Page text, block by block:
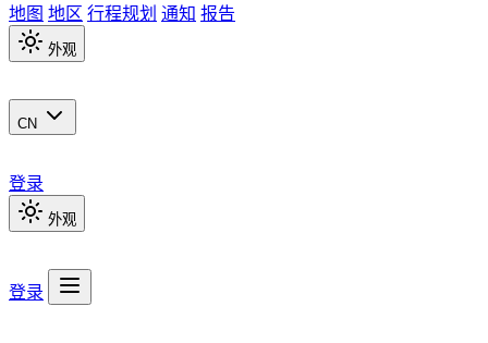
地图 地区 行程规划 通知 报告
外观
CN
登录
外观
登录